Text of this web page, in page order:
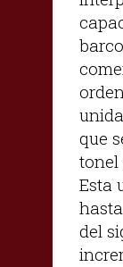
que
tonel
Esta
del